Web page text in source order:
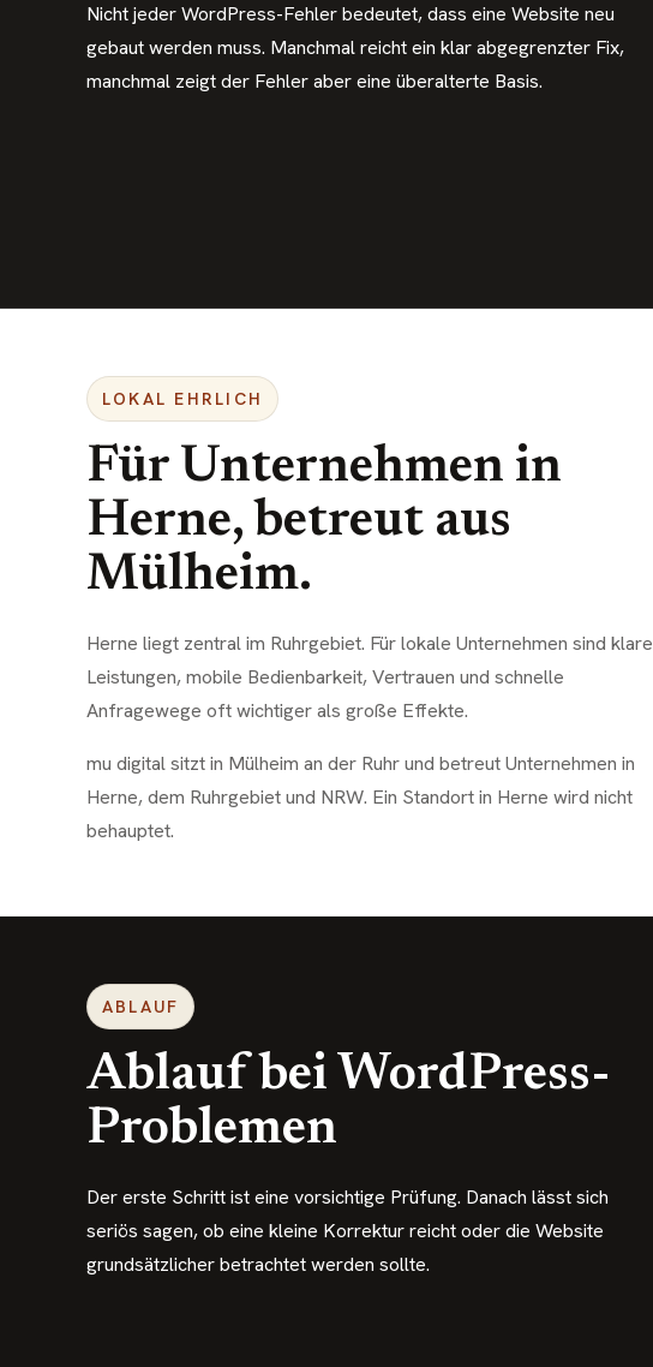
Nicht jeder WordPress-Fehler bedeutet, dass eine Website neu
gebaut werden muss. Manchmal reicht ein klar abgegrenzter Fix,
manchmal zeigt der Fehler aber eine überalterte Basis.
LOKAL EHRLICH
Für Unternehmen in
Herne, betreut aus
Mülheim.
Herne liegt zentral im Ruhrgebiet. Für lokale Unternehmen sind klare
Leistungen, mobile Bedienbarkeit, Vertrauen und schnelle
Anfragewege oft wichtiger als große Effekte.
mu digital sitzt in Mülheim an der Ruhr und betreut Unternehmen in
Herne, dem Ruhrgebiet und NRW. Ein Standort in Herne wird nicht
behauptet.
ABLAUF
Ablauf bei WordPress-
Problemen
Der erste Schritt ist eine vorsichtige Prüfung. Danach lässt sich
seriös sagen, ob eine kleine Korrektur reicht oder die Website
grundsätzlicher betrachtet werden sollte.